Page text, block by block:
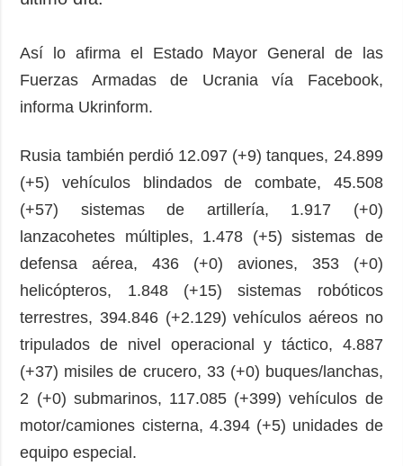
Así lo afirma el Estado Mayor General de las
Fuerzas Armadas de Ucrania vía Facebook,
informa Ukrinform.
Rusia también perdió 12.097 (+9) tanques, 24.899
(+5) vehículos blindados de combate, 45.508
(+57) sistemas de artillería, 1.917 (+0)
lanzacohetes múltiples, 1.478 (+5) sistemas de
defensa aérea, 436 (+0) aviones, 353 (+0)
helicópteros, 1.848 (+15) sistemas robóticos
terrestres, 394.846 (+2.129) vehículos aéreos no
tripulados de nivel operacional y táctico, 4.887
(+37) misiles de crucero, 33 (+0) buques/lanchas,
2 (+0) submarinos, 117.085 (+399) vehículos de
motor/camiones cisterna, 4.394 (+5) unidades de
equipo especial.